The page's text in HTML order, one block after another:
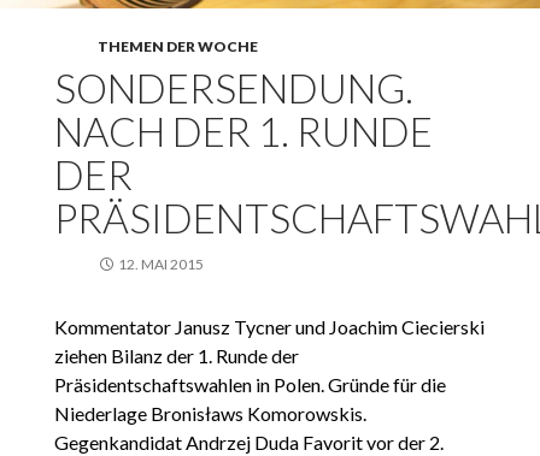
THEMEN DER WOCHE
SONDERSENDUNG.
NACH DER 1. RUNDE
DER
12. MAI 2015
Kommentator Janusz Tycner und Joachim Ciecierski
ziehen Bilanz der 1. Runde der
Präsidentschaftswahlen in Polen. Gründe für die
Niederlage Bronisławs Komorowskis.
Gegenkandidat Andrzej Duda Favorit vor der 2.